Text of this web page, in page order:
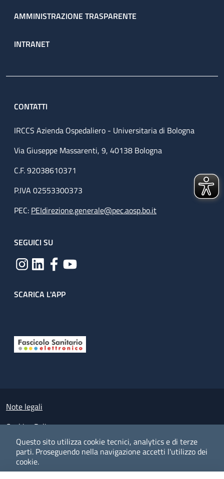
Questo sito utilizza cookie tecnici, analytics e di terze
parti. Proseguendo nella navigazione accetti l'utilizzo dei
cookie.
AMMINISTRAZIONE TRASPARENTE
INTRANET
CONTATTI
IRCCS Azienda Ospedaliero - Universitaria di Bologna
Via Giuseppe Massarenti, 9, 40138 Bologna
C.F. 92038610371
P.IVA 02553300373
PEC: PEIdirezione.generale@pec.aosp.bo.it
SEGUICI SU
SCARICA L'APP
Small prints
Note legali
Cookies Policy
Policy privacy e protezione del dato personale
Albo pretorio on-line